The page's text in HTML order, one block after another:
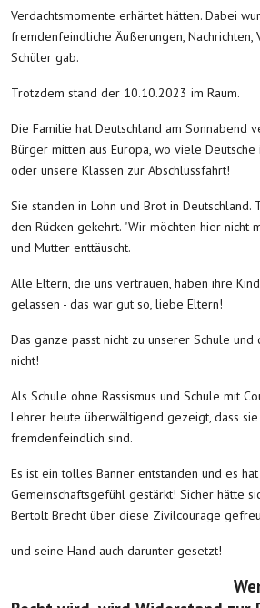
Verdachtsmomente erhärtet hätten. Dabei
fremdenfeindliche Äußerungen,
Schüler gab.
Trotzdem stand der 10.10.2023 im Raum.
Die Familie hat Deutschland am Sonnabend
Bürger mitten aus Europa, wo viele
oder unsere Klassen zur Abschlussfahrt!
Sie standen in Lohn und Brot in Deutschland.
den Rücken gekehrt. "Wir möchten hier nicht
und Mutter enttäuscht.
Alle Eltern, die uns vertrauen, haben ihre
gelassen - das war gut so, liebe Eltern!
Das ganze passt nicht zu unserer Schule und
nicht!
Als Schule ohne Rassismus und Schule mit
Lehrer heute überwältigend gezeigt, dass
fremdenfeindlich sind.
Es ist ein tolles Banner entstanden und es
Gemeinschaftsgefühl gestärkt! Sicher hätte
Bertolt Brecht über diese Zivilcourage
und seine Hand auch darunter gesetzt!